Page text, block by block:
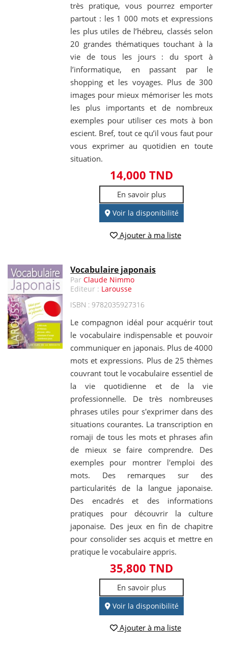
très pratique, vous pourrez emporter
partout : les 1 000 mots et expressions
les plus utiles de l’hébreu, classés selon
20 grandes thématiques touchant à la
vie de tous les jours : du sport à
l’informatique, en passant par le
shopping et les voyages. Plus de 300
images pour mieux mémoriser les mots
les plus importants et de nombreux
exemples pour utiliser ces mots à bon
escient. Bref, tout ce qu’il vous faut pour
vous exprimer au quotidien en toute
situation.
14,000 TND
En savoir plus
Voir la disponibilité
Ajouter à ma liste
Vocabulaire japonais
ParClaude Nimmo
Editeur : Larousse
ISBN : 9782035927316
Le compagnon idéal pour acquérir tout
le vocabulaire indispensable et pouvoir
communiquer en japonais. Plus de 4000
mots et expressions. Plus de 25 thèmes
couvrant tout le vocabulaire essentiel de
la vie quotidienne et de la vie
professionnelle. De très nombreuses
phrases utiles pour s'exprimer dans des
situations courantes. La transcription en
romaji de tous les mots et phrases afin
de mieux se faire comprendre. Des
exemples pour montrer l'emploi des
mots. Des remarques sur des
particularités de la langue japonaise.
Des encadrés et des informations
pratiques pour découvrir la culture
japonaise. Des jeux en fin de chapitre
pour consolider ses acquis et mettre en
pratique le vocabulaire appris.
35,800 TND
En savoir plus
Voir la disponibilité
Ajouter à ma liste